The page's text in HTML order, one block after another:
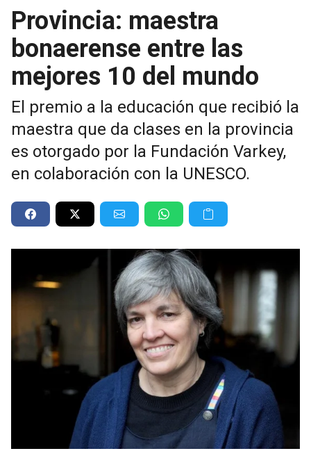
Provincia: maestra
bonaerense entre las
mejores 10 del mundo
El premio a la educación que recibió la
maestra que da clases en la provincia
es otorgado por la Fundación Varkey,
en colaboración con la UNESCO.